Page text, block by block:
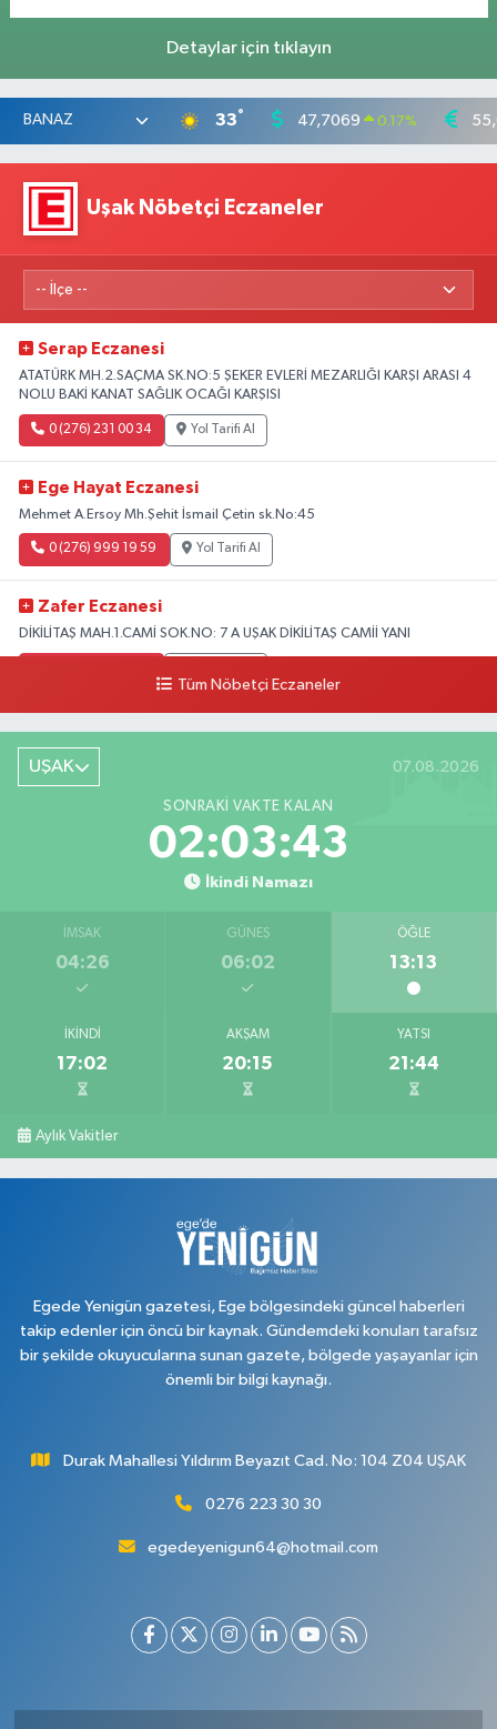
Detaylar için tıklayın
33° 47,7069 0.17%
Uşak Nöbetçi Eczaneler
Serap Eczanesi
ATATÜRK MH.2.SAÇMA SK.NO:5 ŞEKER EVLERİ MEZARLIĞI KARŞI ARASI 4
NOLU BAKİ KANAT SAĞLIK OCAĞI KARŞISI
0 (276) 231 00 34 Yol Tarifi Al
Ege Hayat Eczanesi
Mehmet A.Ersoy Mh.Şehit İsmail Çetin sk.No:45
0 (276) 999 19 59 Yol Tarifi Al
Zafer Eczanesi
DİKİLİTAŞ MAH.1.CAMİ SOK.NO: 7 A UŞAK DİKİLİTAŞ CAMİİ YANI
Tüm Nöbetçi Eczaneler
UŞAK 07.08.2026
SONRAKI VAKTE KALAN
02:03:42
İkindi Namazı
İMSAK
04:26
GÜNEŞ
06:02
ÖĞLE
13:13
İKINDI
17:02
AKŞAM
20:15
YATSI
21:44
Aylık Vakitler
Egede Yenigün gazetesi, Ege bölgesindeki güncel haberleri
takip edenler için öncü bir kaynak. Gündemdeki konuları tarafsız
bir şekilde okuyucularına sunan gazete, bölgede yaşayanlar için
önemli bir bilgi kaynağı.
Durak Mahallesi Yıldırım Beyazıt Cad. No: 104 Z04 UŞAK
0276 223 30 30
egedeyenigun64@hotmail.com